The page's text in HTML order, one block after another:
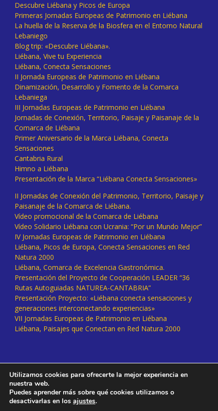
Descubre Liébana y Picos de Europa
Primeras Jornadas Europeas de Patrimonio en Liébana
La huella de la Reserva de la Biosfera en el Entorno Natural
Lebaniego
Blog trip: «Descubre Liébana».
Liébana, Vive tu Experiencia
Liébana, Conecta Sensaciones
II Jornada Europeas de Patrimonio en Liébana
Dinamización, Desarrollo y Fomento de la Comarca
Lebaniega
III Jornadas Europeas de Patrimonio en Liébana
Jornadas de Conexión, Territorio, Paisaje y Paisanaje de la
Comarca de Liébana
Primer Aniversario de la Marca Liébana, Conecta
Sensaciones
Cantabria Rural
Himno a Liébana
Presentación de la Marca “Liébana Conecta Sensaciones»
II Jornadas de Conexión del Patrimonio, Territorio, Paisaje y
Paisanaje de la Comarca de Liébana.
Vídeo promocional de la Comarca de Liébana
Vídeo Solidario Liébana con Ucrania: “Por un Mundo Mejor”
IV Jornadas Europeas de Patrimonio en Liébana
Liébana, Picos de Europa, Conecta Sensaciones en Red
Natura 2000
Liébana, Comarca de Excelencia Gastronómica.
Presentación del Proyecto de Cooperación LEADER “36
Rutas Autoguiadas NATUREA-CANTABRIA”
Presentación Proyecto: «Liébana conecta sensaciones y
generaciones interconectando experiencias»
VII Jornadas Europeas de Patrimonio en Liébana
Liébana, Paisajes que Conectan en Red Natura 2000
Utilizamos cookies para ofrecerte la mejor experiencia en
nuestra web.
Puedes aprender más sobre qué cookies utilizamos o
desactivarlas en los ajustes.